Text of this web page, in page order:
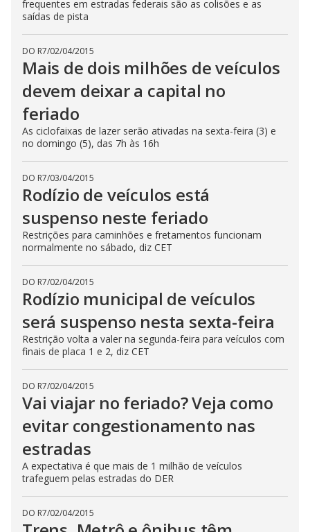
frequentes em estradas federais são as colisões e as
saídas de pista
DO R7/02/04/2015
Mais de dois milhões de veículos
devem deixar a capital no
feriado
As ciclofaixas de lazer serão ativadas na sexta-feira (3) e
no domingo (5), das 7h às 16h
DO R7/03/04/2015
Rodízio de veículos está
suspenso neste feriado
Restrições para caminhões e fretamentos funcionam
normalmente no sábado, diz CET
DO R7/02/04/2015
Rodízio municipal de veículos
será suspenso nesta sexta-feira
Restrição volta a valer na segunda-feira para veículos com
finais de placa 1 e 2, diz CET
DO R7/02/04/2015
Vai viajar no feriado? Veja como
evitar congestionamento nas
estradas
A expectativa é que mais de 1 milhão de veículos
trafeguem pelas estradas do DER
DO R7/02/04/2015